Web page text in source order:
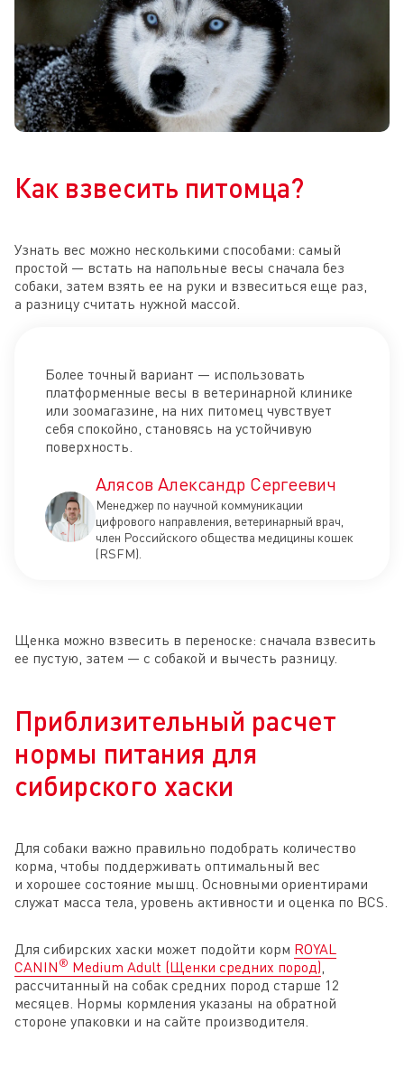
Как взвесить питомца?
Узнать вес можно несколькими способами: самый
простой — встать на напольные весы сначала без
собаки, затем взять ее на руки и взвеситься еще раз,
а разницу считать нужной массой.
Более точный вариант — использовать
платформенные весы в ветеринарной клинике
или зоомагазине, на них питомец чувствует
себя спокойно, становясь на устойчивую
поверхность.
Алясов Александр Сергеевич
Менеджер по научной коммуникации
цифрового направления, ветеринарный врач,
член Российского общества медицины кошек
(RSFM).
Щенка можно взвесить в переноске: сначала взвесить
ее пустую, затем — с собакой и вычесть разницу.
Приблизительный расчет
нормы питания для
сибирского хаски
Для собаки важно правильно подобрать количество
корма, чтобы поддерживать оптимальный вес
и хорошее состояние мышц. Основными ориентирами
служат масса тела, уровень активности и оценка по BCS.
Для сибирских хаски может подойти корм ROYAL
CANIN ® Medium Adult (Щенки средних пород)
рассчитанный на собак средних пород старше 12
месяцев. Нормы кормления указаны на обратной
стороне упаковки и на сайте производителя.